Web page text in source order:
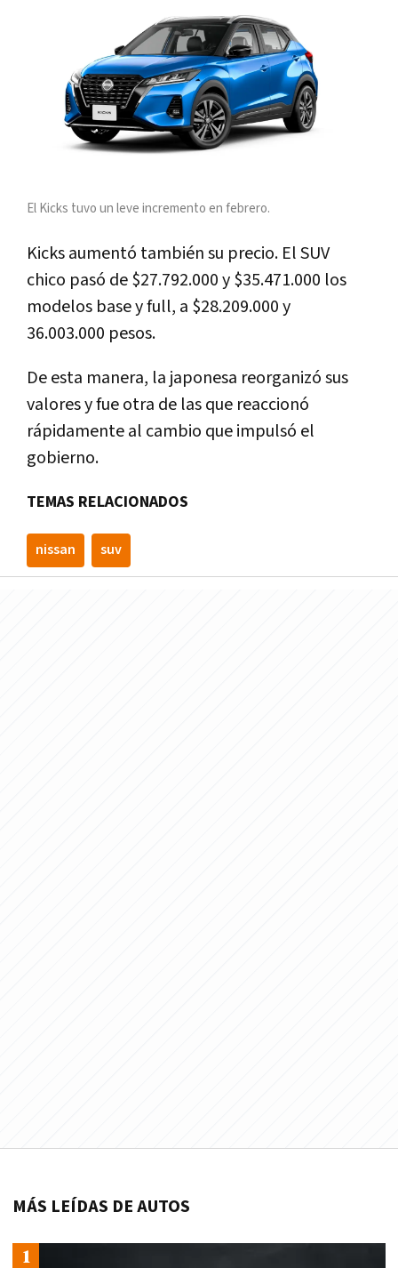
El Kicks tuvo un leve incremento en febrero.
Kicks aumentó también su precio. El SUV
chico pasó de $27.792.000 y $35.471.000 los
modelos base y full, a $28.209.000 y
36.003.000 pesos.
De esta manera, la japonesa reorganizó sus
valores y fue otra de las que reaccionó
rápidamente al cambio que impulsó el
gobierno.
TEMAS RELACIONADOS
nissan suv
MÁS LEÍDAS DE AUTOS